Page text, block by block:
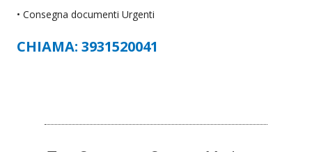
• Consegna documenti Urgenti
CHIAMA: 3931520041